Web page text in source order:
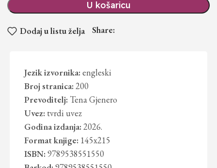
U košaricu
Dodaj u listu želja Share:
Jezik izvornika: engleski
Broj stranica: 200
Prevoditelj: Tena Gjenero
Uvez: tvrdi uvez
Godina izdanja: 2026.
Format knjige: 145x215
ISBN: 9789538551550